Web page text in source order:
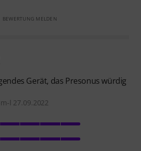
BEWERTUNG MELDEN
Gerät, das Presonus würdig
l 27.09.2022